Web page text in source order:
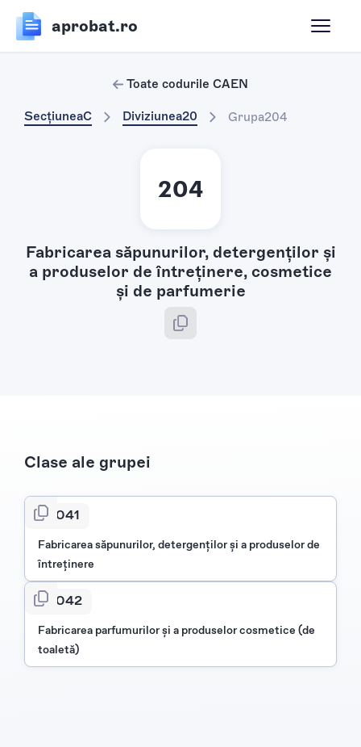
aprobat.ro
Toate codurile CAEN
SecțiuneaC Diviziunea20 Grupa204
204
Fabricarea săpunurilor, detergenţilor şi
a produselor de întreţinere, cosmetice
şi de parfumerie
Clase ale grupei
2041
Fabricarea săpunurilor, detergenţilor şi a produselor de
întreţinere
2042
Fabricarea parfumurilor şi a produselor cosmetice (de
toaletă)